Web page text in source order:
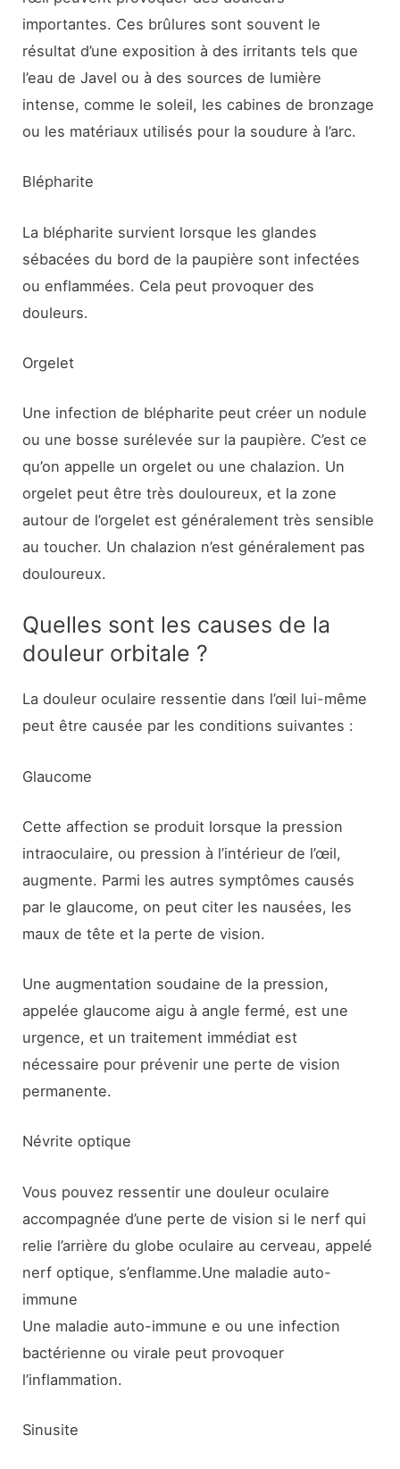
importantes. Ces brûlures sont souvent le
résultat d’une exposition à des irritants tels que
l’eau de Javel ou à des sources de lumière
intense, comme le soleil, les cabines de bronzage
ou les matériaux utilisés pour la soudure à l’arc.
Blépharite
La blépharite survient lorsque les glandes
sébacées du bord de la paupière sont infectées
ou enflammées. Cela peut provoquer des
douleurs.
Orgelet
Une infection de blépharite peut créer un nodule
ou une bosse surélevée sur la paupière. C’est ce
qu’on appelle un orgelet ou une chalazion. Un
orgelet peut être très douloureux, et la zone
autour de l’orgelet est généralement très sensible
au toucher. Un chalazion n’est généralement pas
douloureux.
Quelles sont les causes de la
douleur orbitale ?
La douleur oculaire ressentie dans l’œil lui-même
peut être causée par les conditions suivantes :
Glaucome
Cette affection se produit lorsque la pression
intraoculaire, ou pression à l’intérieur de l’œil,
augmente. Parmi les autres symptômes causés
par le glaucome, on peut citer les nausées, les
maux de tête et la perte de vision.
Une augmentation soudaine de la pression,
appelée glaucome aigu à angle fermé, est une
urgence, et un traitement immédiat est
nécessaire pour prévenir une perte de vision
permanente.
Névrite optique
Vous pouvez ressentir une douleur oculaire
accompagnée d’une perte de vision si le nerf qui
relie l’arrière du globe oculaire au cerveau, appelé
nerf optique, s’enflamme.Une maladie auto-
immune
Une maladie auto-immune e ou une infection
bactérienne ou virale peut provoquer
l’inflammation.
Sinusite